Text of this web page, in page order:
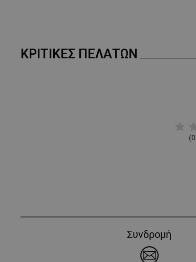
ΚΡΙΤΙΚΈΣ ΠΕΛΑΤΏΝ
(0
Συνδρομή